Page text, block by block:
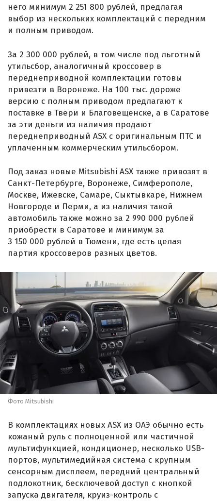
него минимум 2 251 800 рублей, предлагая
выбор из нескольких комплектаций с передним
и полным приводом.
За 2 300 000 рублей, в том числе под льготный
утильсбор, аналогичный кроссовер в
переднеприводной комплектации готовы
привезти в Воронеже. На 100 тыс. дороже
версию с полным приводом предлагают к
поставке в Твери и Благовещенске, а в Саратове
за эти деньги из наличия продают
переднеприводный ASX с оригинальным ПТС и
уплаченным коммерческим утильсбором.
Под заказ новые Mitsubishi ASX также привозят в
Санкт-Петербурге, Воронеже, Симферополе,
Москве, Ижевске, Самаре, Сыктывкаре, Нижнем
Новгороде и Перми, а из наличия такой
автомобиль также можно за 2 990 000 рублей
приобрести в Саратове и минимум за
3 150 000 рублей в Тюмени, где есть целая
партия кроссоверов разных цветов.
Фото Mitsubishi
В комплектациях новых ASX из ОАЭ обычно есть
кожаный руль с полноценной или частичной
мультифункцией, кондиционер, несколько USB-
портов, мультимедийная система с крупным
сенсорным дисплеем, передний центральный
подлокотник, бесключевой доступ с кнопкой
запуска двигателя, круиз-контроль с